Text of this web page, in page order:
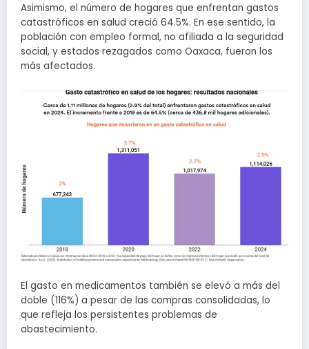
Asimismo, el número de hogares que enfrentan gastos
catastróficos en salud creció 64.5%. En ese sentido, la
población con empleo formal, no afiliada a la seguridad
social, y estados rezagados como Oaxaca, fueron los
más afectados.
El gasto en medicamentos también se elevó a más del
doble (116%) a pesar de las compras consolidadas, lo
que refleja los persistentes problemas de
abastecimiento.